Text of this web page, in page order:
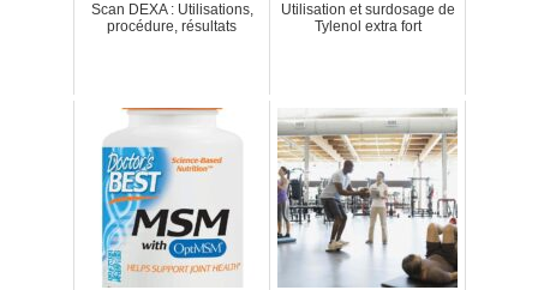
Scan DEXA : Utilisations,
procédure, résultats
Utilisation et surdosage de
Tylenol extra fort